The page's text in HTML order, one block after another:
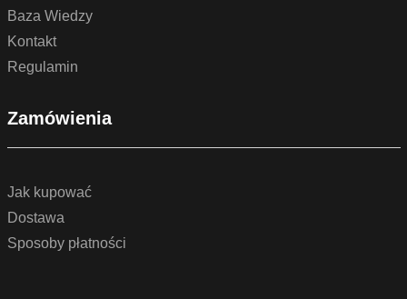
Baza Wiedzy
Kontakt
Regulamin
Zamówienia
Jak kupować
Dostawa
Sposoby płatności